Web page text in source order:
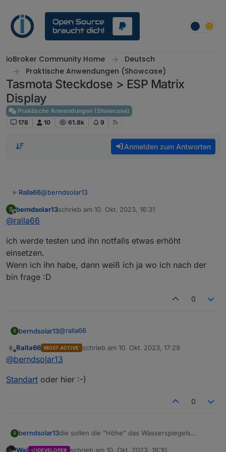
ioBroker Community Home
Deutsch
Praktische Anwendungen (Showcase)
Tasmota Steckdose > ESP Matrix
Display
Praktische Anwendungen (Showcase)
178
10 61.8k 9
Anmelden zum Antworten
Ralla66@berndsolar13
Ja der, hab ich auch als Waterproof ,Blinkersensor bei
Denk daran das du die richtige .bin benötigst.
B
Offline
berndsolar13schrieb am 10. Okt. 2023, 16:31
zuletzt editiert von
@ralla66
ich werde testen und ihn notfalls etwas erhöht
einsetzen.
Wenn ich ihn habe, dann weiß ich ja wo ich nach der
bin frage :D
0
B berndsolar13@ralla66
ich werde testen und ihn notfalls etwas erhöht
einsetzen.
der bin frage :D
Offline
Ralla66 MOST ACTIVE schrieb am 10. Okt. 2023, 17:29
zuletzt editiert von
@berndsolar13
Standart oder hier :-)
0
B berndsolar13die sollen die "Höhe" das Wasserspiegels
Wal DEVELOPER schrieb am 10. Okt. 2023, 18:10